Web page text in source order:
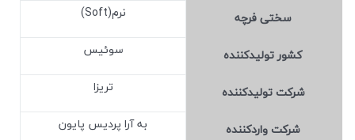
سختی فرچه نرم(Soft)
کشور تولید‎کننده سوئیس
شرکت تولید‎کننده تریزا
شرکت وارد‎کننده به آرا پردیس پایون